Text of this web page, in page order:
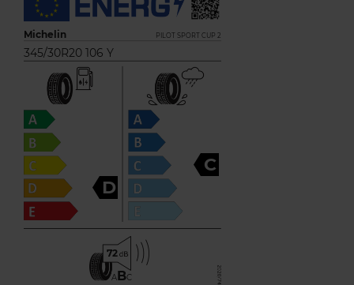
Michelin PILOT SPORT CUP 2
345/30R20 106 Y
D
C
72
ABC